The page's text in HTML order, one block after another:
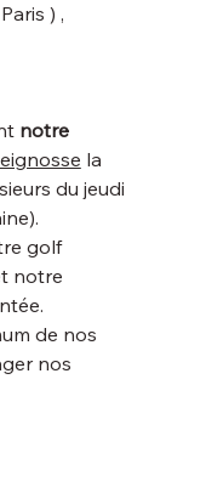
) ,
notre
la
du jeudi
golf
notre
de nos
nos